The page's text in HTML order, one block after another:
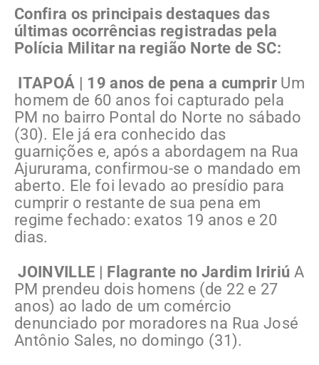
Confira os principais destaques das
últimas ocorrências registradas pela
Polícia Militar na região Norte de SC:
ITAPOÁ | 19 anos de pena a cumprirUm
homem de 60 anos foi capturado pela
PM no bairro Pontal do Norte no sábado
(30). Ele já era conhecido das
guarnições e, após a abordagem na Rua
Ajururama, confirmou-se o mandado em
aberto. Ele foi levado ao presídio para
cumprir o restante de sua pena em
regime fechado: exatos 19 anos e 20
dias.
JOINVILLE | Flagrante no Jardim Iririú A
PM prendeu dois homens (de 22 e 27
anos) ao lado de um comércio
denunciado por moradores na Rua José
Antônio Sales, no domingo (31).